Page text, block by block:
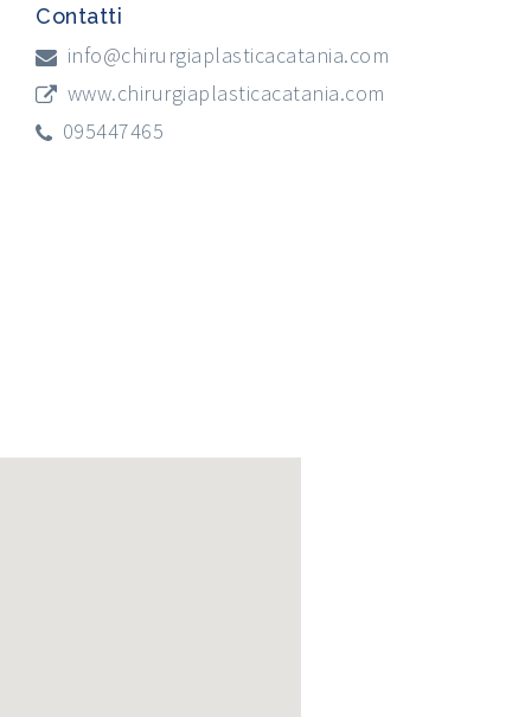
Contatti
info@chirurgiaplasticacatania.com
www.chirurgiaplasticacatania.com
095447465